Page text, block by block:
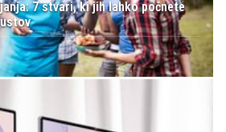
7 stvari, ki jih lahko počnete